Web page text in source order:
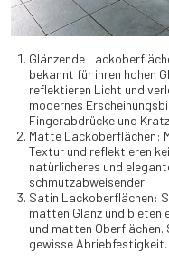
Glänzende
bekannt für ihren hohen
reflektieren Licht und
modernes
Fingerabdrücke und
Matte Lackoberflächen:
Textur und reflektieren
natürlicheres und
schmutzabweisender.
Satin Lackoberflächen:
matten Glanz und bieten
und matten Oberflächen.
gewisse Abriebfestigkeit.